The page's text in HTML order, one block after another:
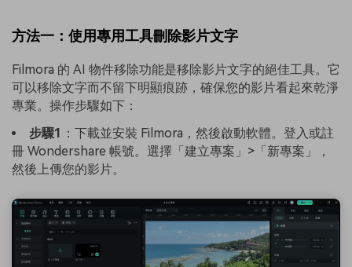
方法一：使用專用工具刪除影片文字
Filmora 的 AI 物件移除功能是移除影片文字的絕佳工具。它
可以移除文字而不留下明顯痕跡，確保您的影片看起來乾淨
專業。操作步驟如下：
步驟1
：下載並安裝 Filmora，然後啟動軟體。登入或註
冊 Wondershare 帳號。選擇「建立專案」>「新專案」，
然後上傳您的影片。